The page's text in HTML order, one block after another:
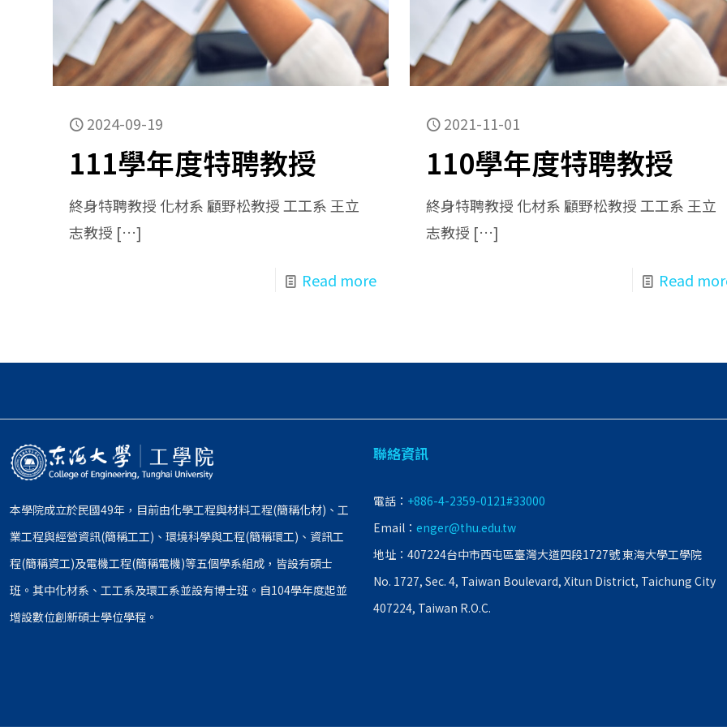
2024-09-19
111學年度特聘教授
終身特聘教授 化材系 顧野松教授 工工系 王立
志教授 […]
Read more
2021-11-01
110學年度特聘教授
終身特聘教授 化材系 顧野松教授 工工系 王立
志教授 […]
Read
本學院成立於民國49年，目前由化學工程與材料工程(簡稱化材)、工
業工程與經營資訊(簡稱工工)、環境科學與工程(簡稱環工)、資訊工
程(簡稱資工)及電機工程(簡稱電機)等五個學系組成，皆設有碩士
班。其中化材系、工工系及環工系並設有博士班。自104學年度起並
增設數位創新碩士學位學程。
聯絡資訊
電話： +886-4-2359-0121#33000
Email： enger@thu.edu.tw
地址：407224台中市西屯區臺灣大道四段1727號 東海大學工學院
No. 1727, Sec. 4, Taiwan Boulevard, Xitun District, Taichung City
407224, Taiwan R.O.C.